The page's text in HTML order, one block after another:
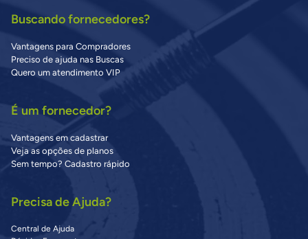
Buscando fornecedores?
Vantagens para Compradores
Preciso de ajuda nas Buscas
Quero um atendimento VIP
É um fornecedor?
Vantagens em cadastrar
Veja as opções de planos
Sem tempo? Cadastro rápido
Precisa de Ajuda?
Central de Ajuda